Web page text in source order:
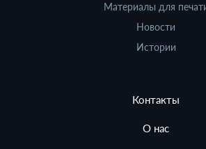
Материалы для
Новости
Истории
Контакты
О нас